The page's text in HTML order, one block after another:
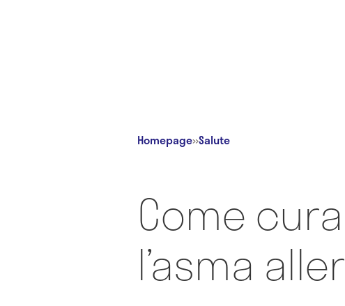
Homepage»Salute
Come
l’asma